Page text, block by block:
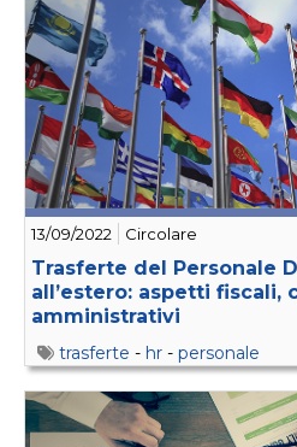
13/09/2022 Circolare
Trasferte del Personale
all’estero: aspetti fiscali,
amministrativi
trasferte - hr - personale